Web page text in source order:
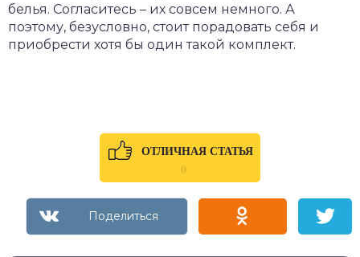
белья. Согласитесь – их совсем немного. А
поэтому, безусловно, стоит порадовать себя и
приобрести хотя бы один такой комплект.
ОТЛИЧНАЯ СТАТЬЯ
0